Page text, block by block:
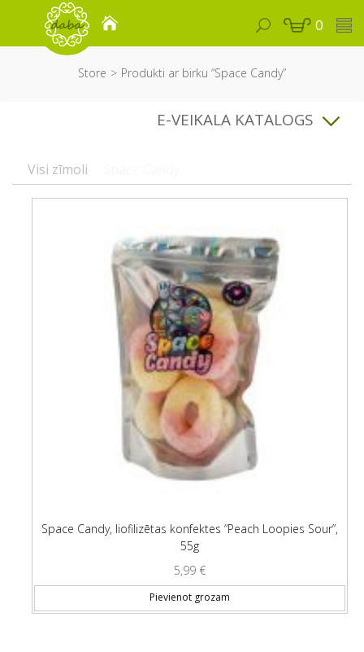
0
Store Produkti ar birku “Space Candy”
E-VEIKALA KATALOGS
Visi zīmoli
Space Candy, liofilizētas konfektes “Peach Loopies Sour”,
55g
5,99 €
Pievienot grozam